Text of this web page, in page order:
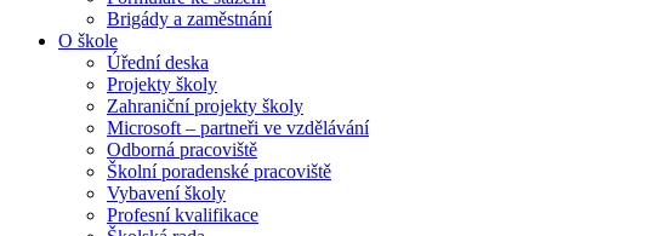
Brigády a zaměstnání
O škole
Úřední deska
Projekty školy
Zahraniční projekty školy
Microsoft – partneři ve vzdělávání
Odborná pracoviště
Školní poradenské pracoviště
Vybavení školy
Profesní kvalifikace